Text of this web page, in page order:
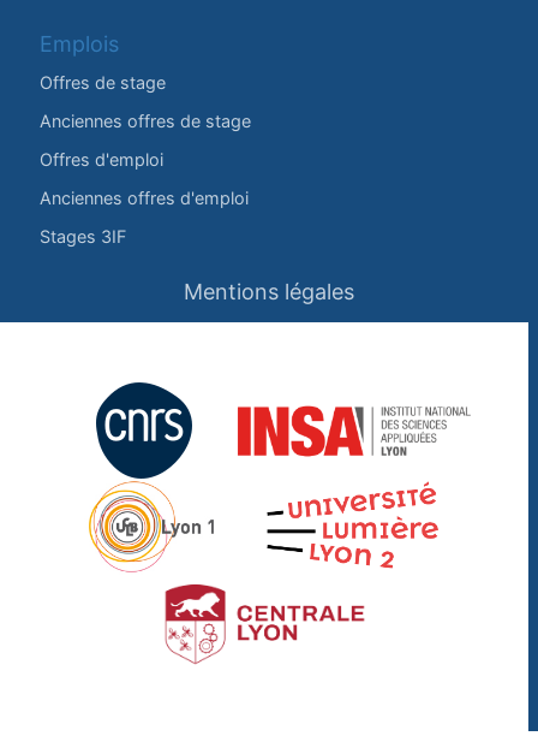
Emplois
Offres de stage
Anciennes offres de stage
Offres d'emploi
Anciennes offres d'emploi
Stages 3IF
Mentions légales